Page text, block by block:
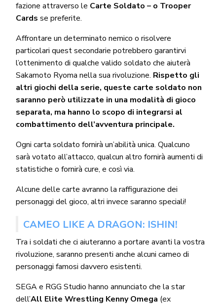
fazione attraverso le Carte Soldato – o Trooper
Cards se preferite.
Affrontare un determinato nemico o risolvere
particolari quest secondarie potrebbero garantirvi
l’ottenimento di qualche valido soldato che aiuterà
Sakamoto Ryoma nella sua rivoluzione. Rispetto gli
altri giochi della serie, queste carte soldato non
saranno però utilizzate in una modalità di gioco
separata, ma hanno lo scopo di integrarsi al
combattimento dell’avventura principale.
Ogni carta soldato fornirà un’abilità unica. Qualcuno
sarà votato all’attacco, qualcun altro fornirà aumenti di
statistiche o fornirà cure, e così via.
Alcune delle carte avranno la raffigurazione dei
personaggi del gioco, altri invece saranno speciali!
CAMEO LIKE A DRAGON: ISHIN!
Tra i soldati che ci aiuteranno a portare avanti la vostra
rivoluzione, saranno presenti anche alcuni cameo di
personaggi famosi davvero esistenti.
SEGA e RGG Studio hanno annunciato che la star
dell’All Elite Wrestling Kenny Omega (ex